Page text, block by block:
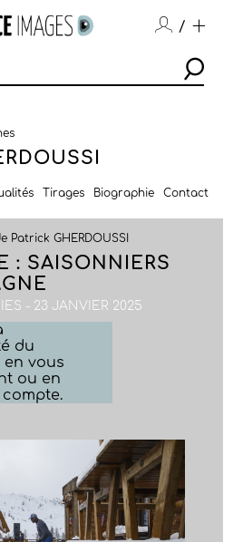
/
Tirages Biographie Contact
Patrick GHERDOUSSI
: SAISONNIERS
- 23 JANVIER 2025
du
vous
ou en